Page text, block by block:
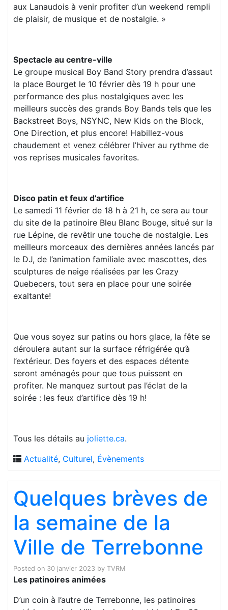
aux Lanaudois à venir profiter d’un weekend rempli
de plaisir, de musique et de nostalgie. »
Spectacle au centre-ville
Le groupe musical Boy Band Story prendra d’assaut
la place Bourget le 10 février dès 19 h pour une
performance des plus nostalgiques avec les
meilleurs succès des grands Boy Bands tels que les
Backstreet Boys, NSYNC, New Kids on the Block,
One Direction, et plus encore! Habillez-vous
chaudement et venez célébrer l’hiver au rythme de
vos reprises musicales favorites.
Disco patin et feux d’artifice
Le samedi 11 février de 18 h à 21 h, ce sera au tour
du site de la patinoire Bleu Blanc Bouge, situé sur la
rue Lépine, de revêtir une touche de nostalgie. Les
meilleurs morceaux des dernières années lancés par
le DJ, de l’animation familiale avec mascottes, des
sculptures de neige réalisées par les Crazy
Quebecers, tout sera en place pour une soirée
exaltante!
Que vous soyez sur patins ou hors glace, la fête se
déroulera autant sur la surface réfrigérée qu’à
l’extérieur. Des foyers et des espaces détente
seront aménagés pour que tous puissent en
profiter. Ne manquez surtout pas l’éclat de la
soirée : les feux d’artifice dès 19 h!
Tous les détails au joliette.ca.
Actualité, Culturel, Évènements
Quelques brèves de
la semaine de la
Ville de Terrebonne
Posted on 30 janvier 2023 by TVRM
Les patinoires animées
D’un coin à l’autre de Terrebonne, les patinoires